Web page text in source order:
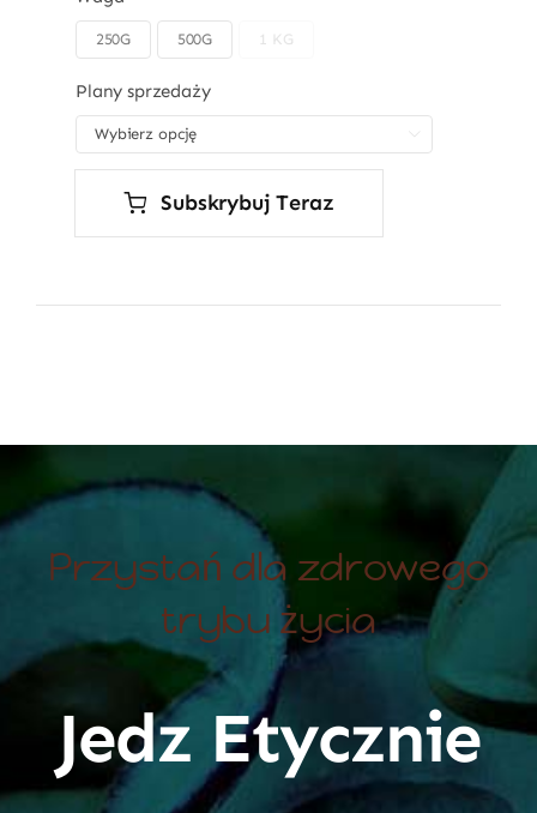
250G 500G 1 KG
Plany sprzedaży
Subskrybuj Teraz
Przystań dla zdrowego
trybu życia
Jedz Etycznie